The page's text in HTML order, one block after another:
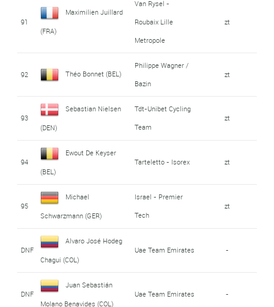
91
Maximilien Juillard
(FRA)
Van Rysel -
Roubaix Lille
Metropole
zt
92 Théo Bonnet (BEL)
Philippe Wagner /
Bazin
zt
93
Sebastian Nielsen
(DEN)
Tdt-Unibet Cycling
Team
zt
94
Ewout De Keyser
(BEL)
Tarteletto - Isorex zt
95
Michael
Schwarzmann (GER)
Israel - Premier
Tech
zt
DNF
Alvaro José Hodeg
Chagui (COL)
Uae Team Emirates -
DNF
Juan Sebastián
Molano Benavides (COL)
Uae Team Emirates -